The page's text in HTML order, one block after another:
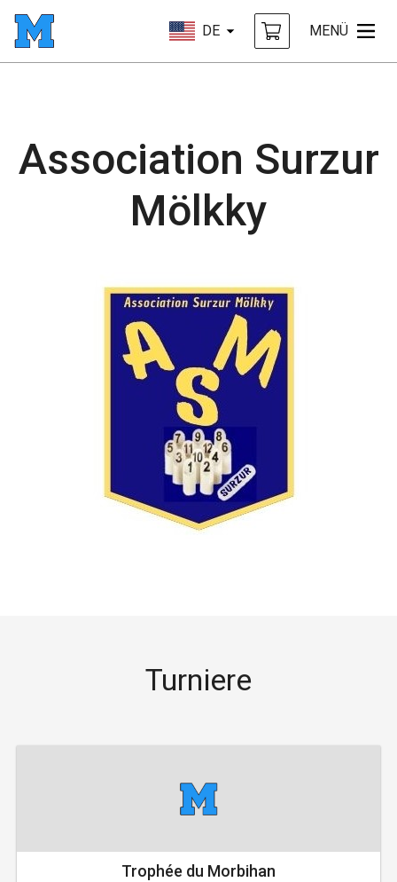
DE MENÜ
Association Surzur
Mölkky
Turniere
Trophée du Morbihan